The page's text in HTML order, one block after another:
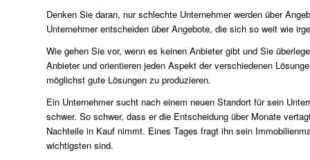
Denken Sie daran, nur schlechte Unternehmer werden über
Unternehmer entscheiden über Angebote, die sich so weit wie
Wie gehen Sie vor, wenn es keinen Anbieter gibt und Sie
Anbieter und orientieren jeden Aspekt der verschiedenen
möglichst gute Lösungen zu produzieren.
Ein Unternehmer sucht nach einem neuen Standort für sein
schwer. So schwer, dass er die Entscheidung über Monate
Nachteile in Kauf nimmt. Eines Tages fragt ihn sein
wichtigsten sind.